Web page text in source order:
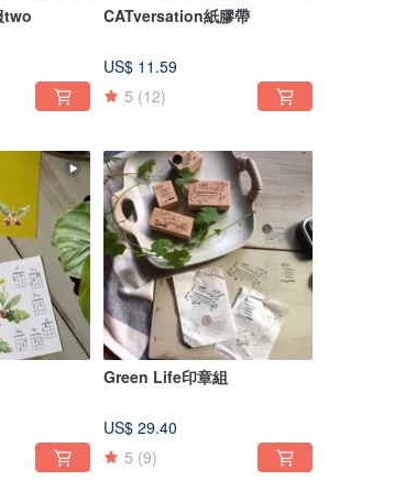
two CATversation紙膠帶
US$ 11.59
5 (12)
Green Life印章組
US$ 29.40
5 (9)